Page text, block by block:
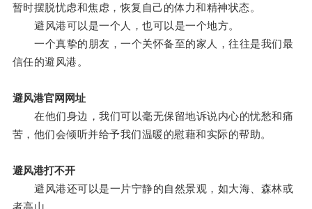
暂时摆脱忧虑和焦虑，恢复自己的体力和精神状态。
避风港可以是一个人，也可以是一个地方。
一个真挚的朋友，一个关怀备至的家人，往往是我们最
信任的避风港。
避风港官网网址
在他们身边，我们可以毫无保留地诉说内心的忧愁和痛
苦，他们会倾听并给予我们温暖的慰藉和实际的帮助。
避风港打不开
避风港还可以是一片宁静的自然景观，如大海、森林或